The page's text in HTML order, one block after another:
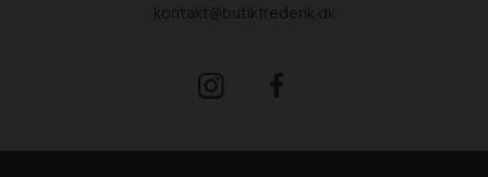
kontakt@butikfrederik.dk